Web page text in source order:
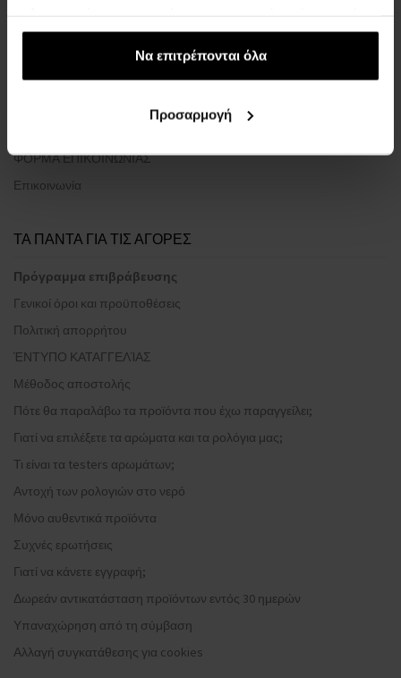
έχουν συλλέξει σε σχέση με την από μέρους σας χρήση
των υπηρεσιών τους.Να επιτρέπονται όλα
Προσαρμογή
ΦΟΡΜΑ ΕΠΙΚΟΙΝΩΝΙΑΣ
Επικοινωνία
ΤΑ ΠΑΝΤΑ ΓΙΑ ΤΙΣ ΑΓΟΡΕΣ
Πρόγραμμα επιβράβευσης
Γενικοί όροι και προϋποθέσεις
Πολιτική απορρήτου
ΈΝΤΥΠΟ ΚΑΤΑΓΓΕΛΊΑΣ
Μέθοδος αποστολής
Πότε θα παραλάβω τα προϊόντα που έχω παραγγείλει;
Γιατί να επιλέξετε τα αρώματα και τα ρολόγια μας;
Τι είναι τα testers αρωμάτων;
Αντοχή των ρολογιών στο νερό
Μόνο αυθεντικά προϊόντα
Συχνές ερωτήσεις
Γιατί να κάνετε εγγραφή;
Δωρεάν αντικατάσταση προϊόντων εντός 30 ημερών
Υπαναχώρηση από τη σύμβαση
Αλλαγή συγκατάθεσης για cookies